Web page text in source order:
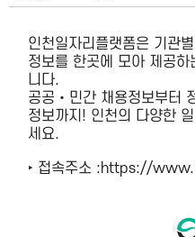
인천일자리플랫폼은 기관
정보를 한곳에 모아 제공
니다.
공공‧민간 채용정보부터
정보까지! 인천의 다양한
세요.
‣ 접속주소 :https://